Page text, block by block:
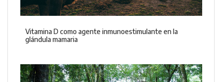
Vitamina D como agente inmunoestimulante en la
glándula mamaria